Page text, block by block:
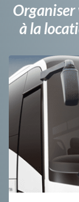
Organiser
à la